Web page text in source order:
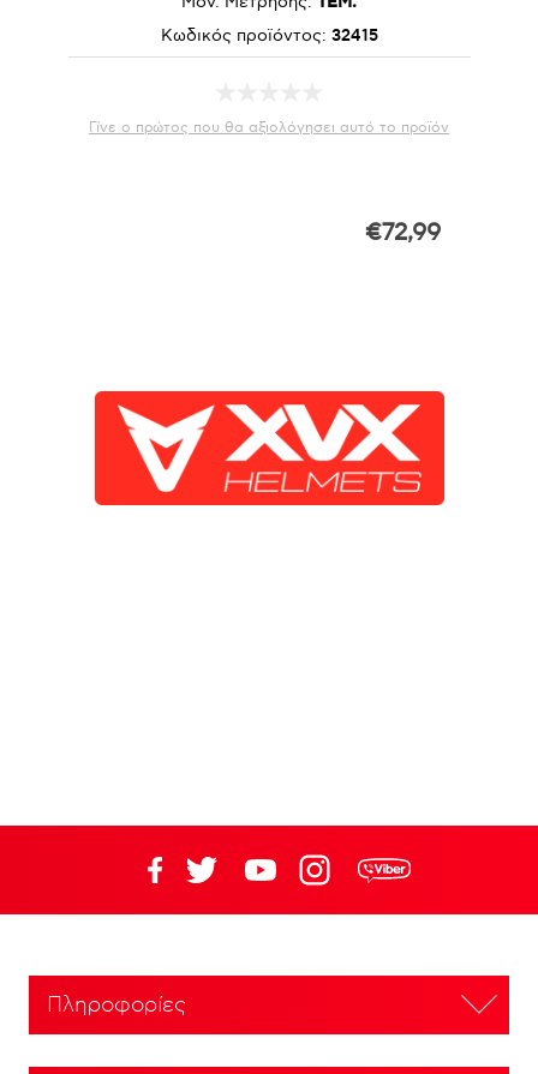
Κωδικός προϊόντος: 32415
Γίνε ο πρώτος που θα αξιολόγησει αυτό το προϊόν
€72,99
Πληροφορίες